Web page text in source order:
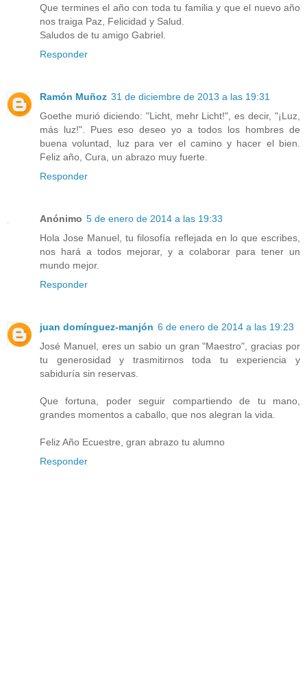
Que termines el año con toda tu familia y que el nuevo año
nos traiga Paz, Felicidad y Salud.
Saludos de tu amigo Gabriel.
Responder
Ramón Muñoz 31 de diciembre de 2013 a las 19:31
Goethe murió diciendo: "Licht, mehr Licht!", es decir, "¡Luz,
más luz!". Pues eso deseo yo a todos los hombres de
buena voluntad, luz para ver el camino y hacer el bien.
Feliz año, Cura, un abrazo muy fuerte.
Responder
Anónimo 5 de enero de 2014 a las 19:33
Hola Jose Manuel, tu filosofía reflejada en lo que escribes,
nos hará a todos mejorar, y a colaborar para tener un
mundo mejor.
Responder
juan domínguez-manjón 6 de enero de 2014 a las 19:23
José Manuel, eres un sabio un gran "Maestro", gracias por
tu generosidad y trasmitirnos toda tu experiencia y
sabiduría sin reservas.
Que fortuna, poder seguir compartiendo de tu mano,
grandes momentos a caballo, que nos alegran la vida.
Feliz Año Ecuestre, gran abrazo tu alumno
Responder